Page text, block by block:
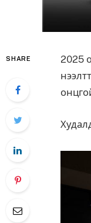
SHARE
2025